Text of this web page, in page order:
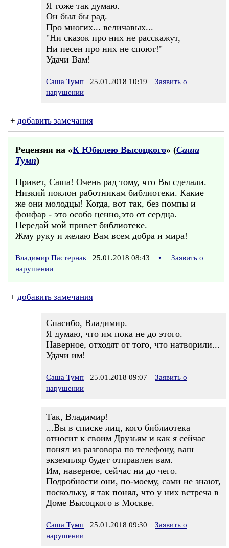
Я тоже так думаю.
Он был бы рад.
Про многих... величавых...
"Ни сказок про них не расскажут,
Ни песен про них не споют!"
Удачи Вам!
Саша Тумп 25.01.2018 10:19
Заявить о
нарушении
+ добавить замечания
Рецензия на «К Юбилею Высоцкого» (Саша
Тумп)
Привет, Саша! Очень рад тому, что Вы сделали.
Низкий поклон работникам библиотеки. Какие
же они молодцы! Когда, вот так, без помпы и
фонфар - это особо ценно,это от сердца.
Передай мой привет библиотеке.
Жму руку и желаю Вам всем добра и мира!
Владимир Пастернак 25.01.2018 08:43 •
Заявить о
нарушении
+ добавить замечания
Спасибо, Владимир.
Я думаю, что им пока не до этого.
Наверное, отходят от того, что натворили...
Удачи им!
Саша Тумп 25.01.2018 09:07
Заявить о
нарушении
Так, Владимир!
...Вы в списке лиц, кого библиотека
относит к своим Друзьям и как я сейчас
понял из разговора по телефону, ваш
экземпляр будет отправлен вам.
Им, наверное, сейчас ни до чего.
Подробности они, по-моему, сами не знают,
поскольку, я так понял, что у них встреча в
Доме Высоцкого в Москве.
Саша Тумп 25.01.2018 09:30
Заявить о
нарушении